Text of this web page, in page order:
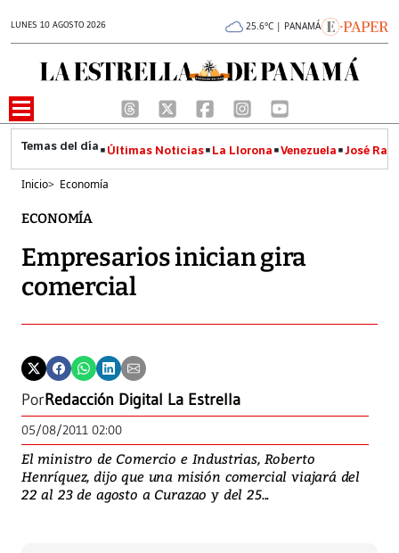
LUNES 10 AGOSTO 2026 25.6°C | PANAMÁ
Últimas Noticias La Llorona Venezuela José
Inicio> Economía
ECONOMÍA
Empresarios inician gira
comercial
PorRedacción Digital La Estrella
05/08/2011 02:00
El ministro de Comercio e Industrias, Roberto
Henríquez, dijo que una misión comercial viajará del
22 al 23 de agosto a Curazao y del 25...